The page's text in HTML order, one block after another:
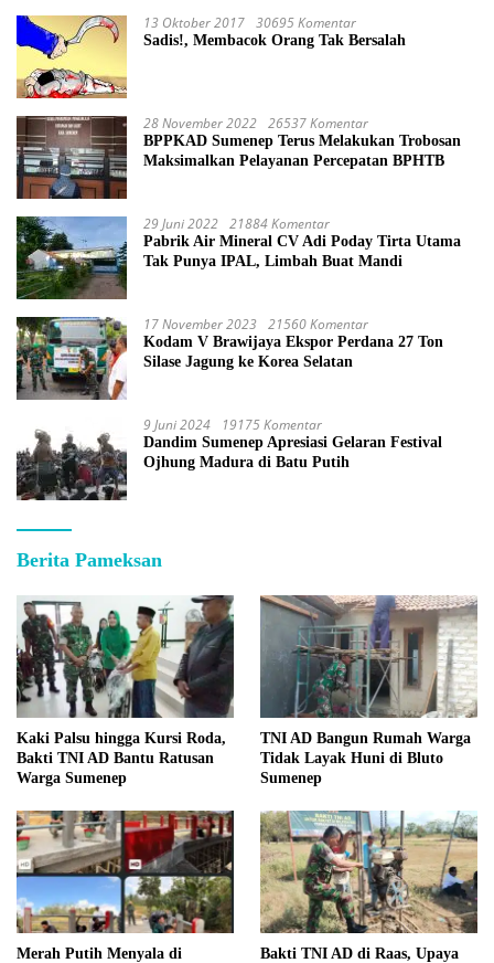
13 Oktober 2017 30695 Komentar
Sadis!, Membacok Orang Tak Bersalah
28 November 2022 26537 Komentar
BPPKAD Sumenep Terus Melakukan Trobosan
Maksimalkan Pelayanan Percepatan BPHTB
29 Juni 2022 21884 Komentar
Pabrik Air Mineral CV Adi Poday Tirta Utama
Tak Punya IPAL, Limbah Buat Mandi
17 November 2023 21560 Komentar
Kodam V Brawijaya Ekspor Perdana 27 Ton
Silase Jagung ke Korea Selatan
9 Juni 2024 19175 Komentar
Dandim Sumenep Apresiasi Gelaran Festival
Ojhung Madura di Batu Putih
Berita Pameksan
Kaki Palsu hingga Kursi Roda,
Bakti TNI AD Bantu Ratusan
Warga Sumenep
TNI AD Bangun Rumah Warga
Tidak Layak Huni di Bluto
Sumenep
Merah Putih Menyala di
Bakti TNI AD di Raas, Upaya